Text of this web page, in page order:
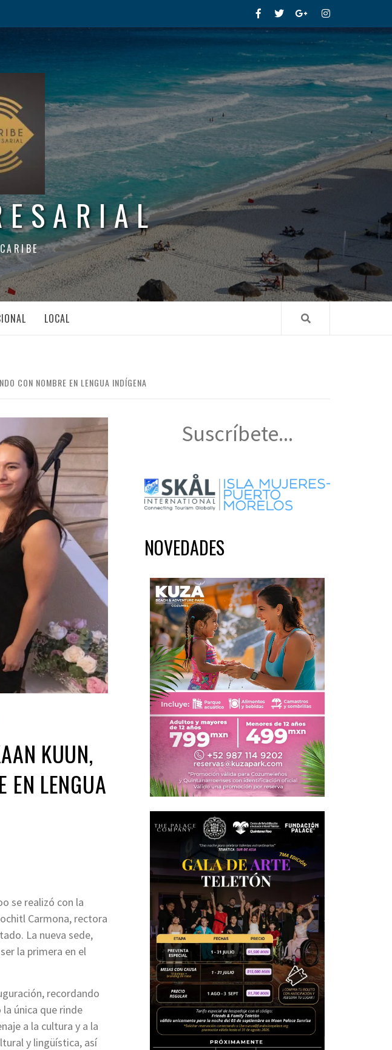
FacebookTwitterGoogle+Instagram
LOCAL
CON NOMBRE EN LENGUA INDÍGENA
KUUN,
EN LENGUA
se realizó con la
Carmona, rectora
La nueva sede,
la primera en el
recordando
única que rinde
a la cultura y a la
y lingüística, así
Suscríbete...
NOVEDADES